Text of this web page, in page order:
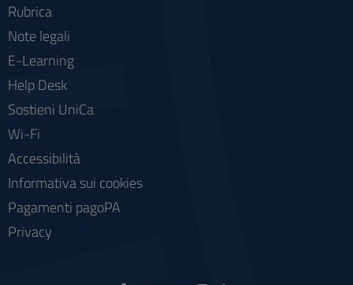
Rubrica
Note legali
E-Learning
Help Desk
Sostieni UniCa
Wi-Fi
Accessibilità
Informativa sui cookies
Pagamenti pagoPA
Privacy